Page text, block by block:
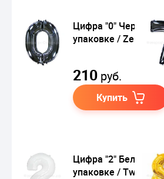
Цифра "0" Черные в
упаковке / Zero
210 руб.
Купить
Цифра "2" Белый в
упаковке / Two